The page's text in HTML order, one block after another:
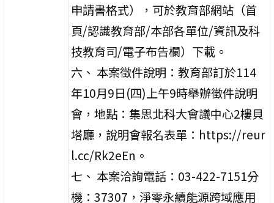
申請書格式），可於教育部網站（首
頁/認識教育部/本部各單位/資訊及科
技教育司/電子布告欄）下載。
六、 本案徵件說明：教育部訂於114
年10月9日(四)上午9時舉辦徵件說明
會，地點：集思北科大會議中心2樓貝
塔廳，說明會報名表單：https://reur
l.cc/Rk2eEn。
七、 本案洽詢電話：03-422-7151分
機：37307，淨零永續能源跨域應用